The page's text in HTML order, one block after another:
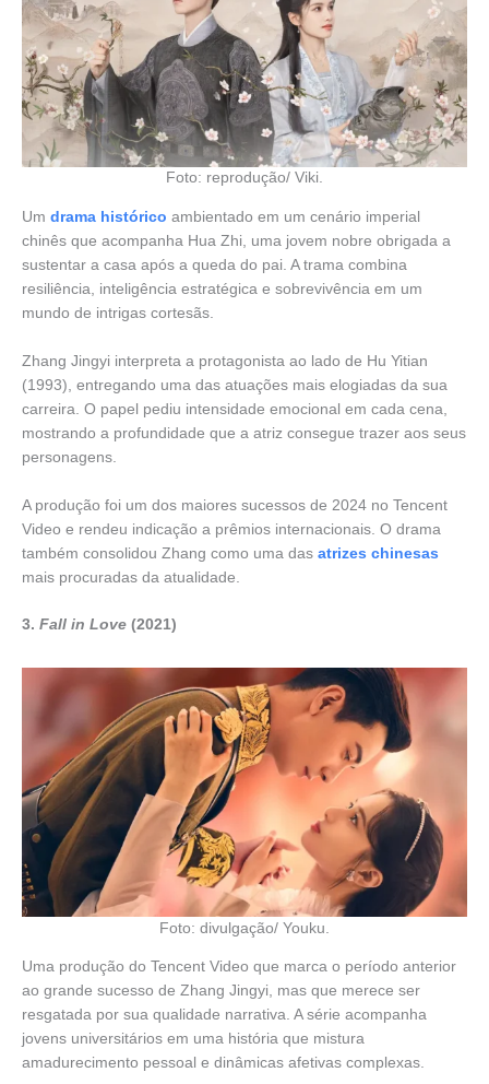
Foto: reprodução/ Viki.
Um drama histórico ambientado em um cenário imperial
chinês que acompanha Hua Zhi, uma jovem nobre obrigada a
sustentar a casa após a queda do pai. A trama combina
resiliência, inteligência estratégica e sobrevivência em um
mundo de intrigas cortesãs.
Zhang Jingyi interpreta a protagonista ao lado de Hu Yitian
(1993), entregando uma das atuações mais elogiadas da sua
carreira. O papel pediu intensidade emocional em cada cena,
mostrando a profundidade que a atriz consegue trazer aos seus
personagens.
A produção foi um dos maiores sucessos de 2024 no Tencent
Video e rendeu indicação a prêmios internacionais. O drama
também consolidou Zhang como uma das atrizes chinesas
mais procuradas da atualidade.
3. Fall in Love (2021)
Foto: divulgação/ Youku.
Uma produção do Tencent Video que marca o período anterior
ao grande sucesso de Zhang Jingyi, mas que merece ser
resgatada por sua qualidade narrativa. A série acompanha
jovens universitários em uma história que mistura
amadurecimento pessoal e dinâmicas afetivas complexas.